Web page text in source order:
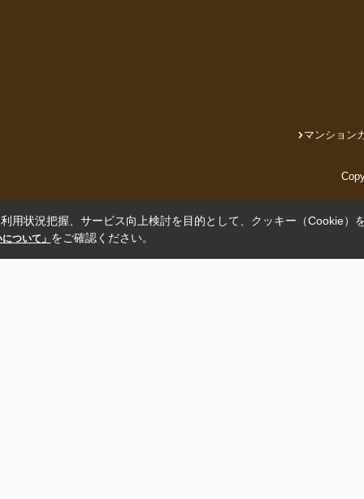
マンション
用状況把握、サービス向上検討を目的として、クッキー（Cookie）
ついて」 をご確認ください。